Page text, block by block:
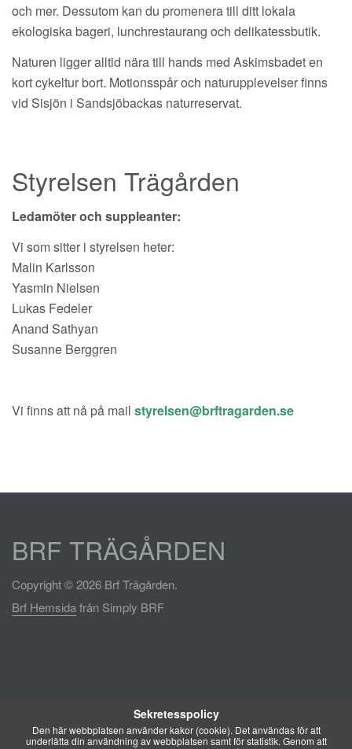
och mer. Dessutom kan du promenera till ditt lokala
ekologiska bageri, lunchrestaurang och delikatessbutik.
Naturen ligger alltid nära till hands med Askimsbadet en
kort cykeltur bort. Motionsspår och naturupplevelser finns
vid Sisjön i Sandsjöbackas naturreservat.
Styrelsen Trägården
Ledamöter och suppleanter:
Vi som sitter i styrelsen heter:
Malin Karlsson
Yasmin Nielsen
Lukas Fedeler
Anand Sathyan
Susanne Berggren
Vi finns att nå på mail
BRF TRÄGÅRDEN
Copyright © 2026 Brf Trägården.
Brf Hemsidafrån Simply BRF
Sekretesspolicy
Den här webbplatsen använder kakor (cookie). Det användas för att
underlätta din användning av webbplatsen samt för statistik. Genom att